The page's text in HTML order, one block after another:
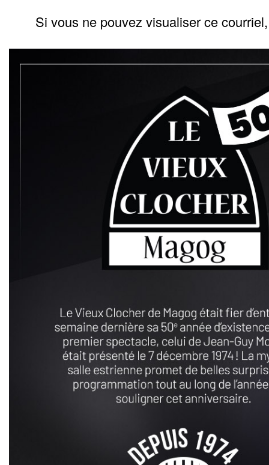
Si vous ne pouvez visualiser ce